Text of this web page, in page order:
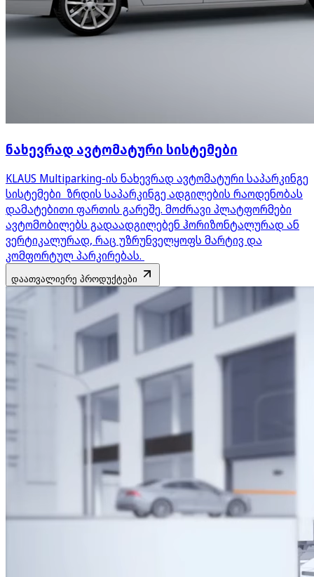
ნახევრად ავტომატური სისტემები
KLAUS Multiparking-ის ნახევრად ავტომატური საპარკინგე
სისტემები ზრდის საპარკინგე ადგილების რაოდენობას
დამატებითი ფართის გარეშე. მოძრავი პლატფორმები
ავტომობილებს გადაადგილებენ ჰორიზონტალურად ან
ვერტიკალურად, რაც უზრუნველყოფს მარტივ და
კომფორტულ პარკირებას.
დაათვალიერე პროდუქტები